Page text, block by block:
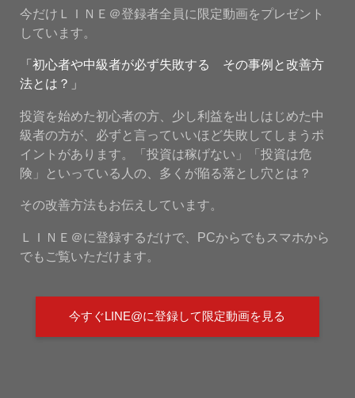
今だけＬＩＮＥ＠登録者全員に限定動画をプレゼント
しています。
「初心者や中級者が必ず失敗する その事例と改善方
法とは？」
投資を始めた初心者の方、少し利益を出しはじめた中
級者の方が、必ずと言っていいほど失敗してしまうポ
イントがあります。「投資は稼げない」「投資は危
険」といっている人の、多くが陥る落とし穴とは？
その改善方法もお伝えしています。
ＬＩＮＥ＠に登録するだけで、PCからでもスマホから
でもご覧いただけます。
今すぐLINE@に登録して限定動画を見る